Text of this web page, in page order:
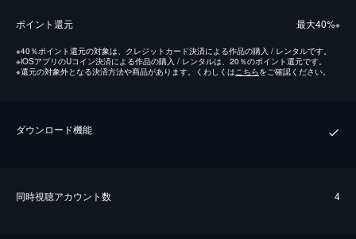
ポイント還元 最⼤40%※
※40％ポイント還元の対象は、クレジットカード決済による作品の購入 / レンタルです。
※iOSアプリのUコイン決済による作品の購入 / レンタルは、20％のポイント還元です。
※還元の対象外となる決済方法や商品があります。くわしくは こちらをご確認ください。
ダウンロード機能
同時視聴アカウント数 4